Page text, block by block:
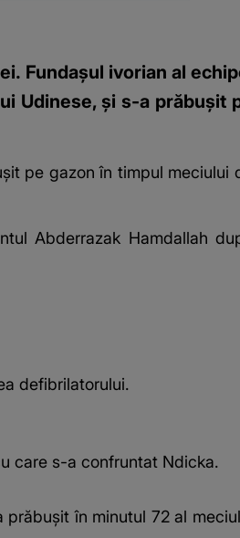
Fundașul ivorian al
Udinese, și s-a prăbușit
pe gazon în timpul meciului
Abderrazak Hamdallah
defibrilatorului.
care s-a confruntat Ndicka.
în minutul 72 al